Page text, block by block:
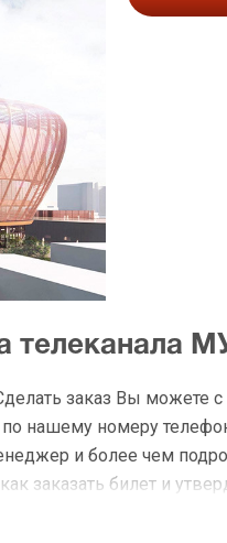
телеканала
заказ Вы можете
нашему номеру
и более чем
заказать билет и